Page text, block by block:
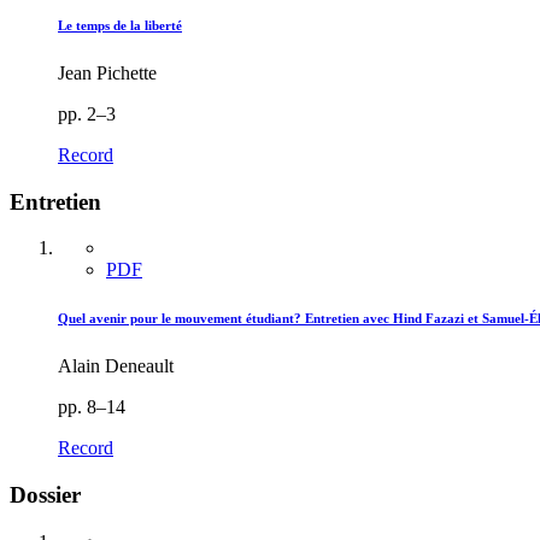
Le temps de la liberté
Jean Pichette
pp. 2–3
Record
Entretien
PDF
Quel avenir pour le mouvement étudiant? Entretien avec Hind Fazazi et Samuel-
Alain Deneault
pp. 8–14
Record
Dossier